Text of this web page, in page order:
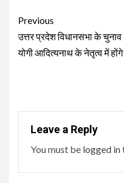
Post
navigation
Previous
उत्तर प्रदेश विधानसभा के चुनाव
योगी आदित्यनाथ के नेतृत्व में होंगे
Leave a Reply
You must be logged in